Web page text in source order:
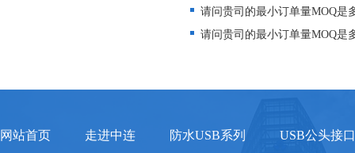
请问贵司的最小订单量MOQ是
请问贵司的最小订单量MOQ是
网站首页 走进中连 防水USB系列 USB公头接口